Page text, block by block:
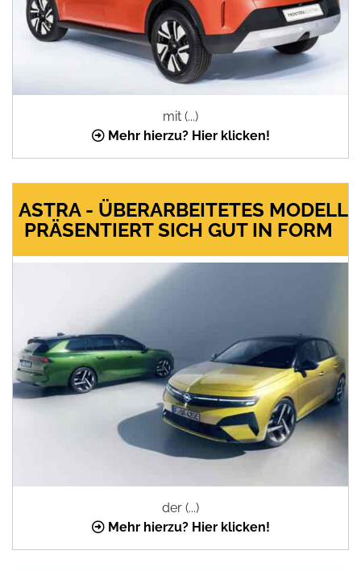
mit (...)
Mehr hierzu? Hier klicken!
ASTRA - ÜBERARBEITETES MODELL
PRÄSENTIERT SICH GUT IN FORM
der (...)
Mehr hierzu? Hier klicken!